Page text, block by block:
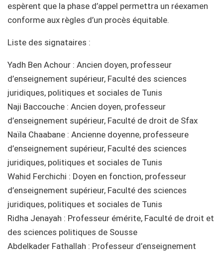
espèrent que la phase d’appel permettra un réexamen
conforme aux règles d’un procès équitable.
Liste des signataires :
Yadh Ben Achour : Ancien doyen, professeur
d’enseignement supérieur, Faculté des sciences
juridiques, politiques et sociales de Tunis
Naji Baccouche : Ancien doyen, professeur
d’enseignement supérieur, Faculté de droit de Sfax
Naïla Chaabane : Ancienne doyenne, professeure
d’enseignement supérieur, Faculté des sciences
juridiques, politiques et sociales de Tunis
Wahid Ferchichi : Doyen en fonction, professeur
d’enseignement supérieur, Faculté des sciences
juridiques, politiques et sociales de Tunis
Ridha Jenayah : Professeur émérite, Faculté de droit et
des sciences politiques de Sousse
Abdelkader Fathallah : Professeur d’enseignement